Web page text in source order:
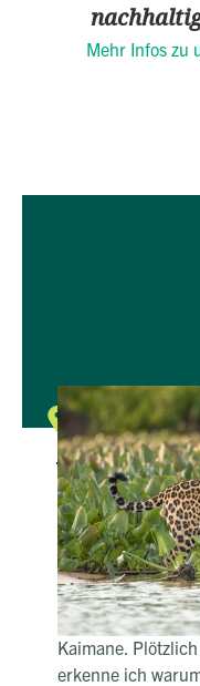
Mehr Infos zu
Tierbegegnungen
Auf den
Der Nebel tänzelt
verzweigten
bevor ich ins Boot
krächzend den
viele weitere
Wasserschweine,
Kaimane.
erkenne ich